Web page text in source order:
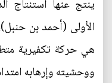
ينتج عنها استنتاج
الأولى (أحمد بن
هي حركة تكفيرية
ووحشيته وإرهابه